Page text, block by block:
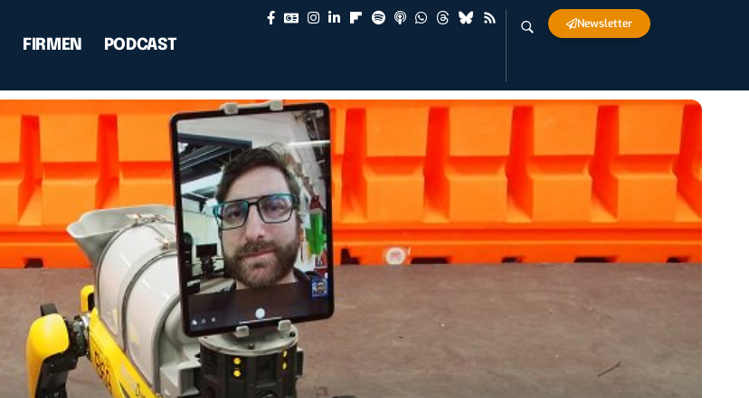
FIRMEN PODCAST
Newsletter